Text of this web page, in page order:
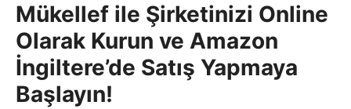
Mükellef ile Şirketinizi Online
Olarak Kurun ve Amazon
İngiltere’de Satış Yapmaya
Başlayın!